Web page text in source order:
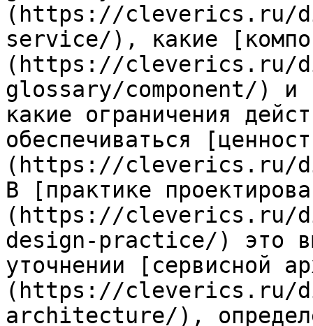
(https://cleverics.ru/
service/), какие
(https://cleverics.ru/
glossary/component/) и
какие ограничения
обеспечиваться
(https://cleverics.ru/
В [практике
(https://cleverics.ru/
design-practice/) это
уточнении [сервисной
(https://cleverics.ru/
architecture/),